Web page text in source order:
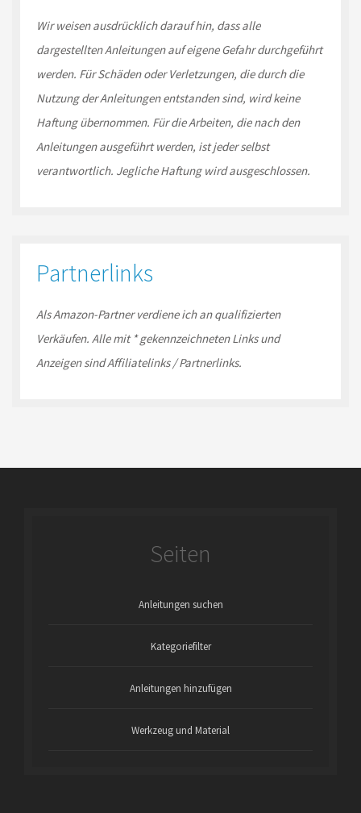
Wir weisen ausdrücklich darauf hin, dass alle
dargestellten Anleitungen auf eigene Gefahr durchgeführt
werden. Für Schäden oder Verletzungen, die durch die
Nutzung der Anleitungen entstanden sind, wird keine
Haftung übernommen. Für die Arbeiten, die nach den
Anleitungen ausgeführt werden, ist jeder selbst
verantwortlich. Jegliche Haftung wird ausgeschlossen.
Partnerlinks
Als Amazon-Partnerverdiene ich an qualifizierten
Verkäufen. Alle mit * gekennzeichneten Links und
Anzeigen sind Affiliatelinks / Partnerlinks.
Seiten
Anleitungen suchen
Kategoriefilter
Anleitungen hinzufügen
Werkzeug und Material